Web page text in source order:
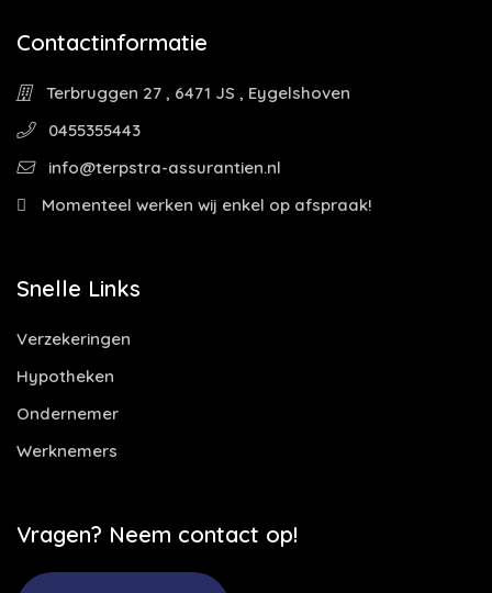
Contactinformatie
Terbruggen 27 , 6471 JS , Eygelshoven
0455355443
info@terpstra-assurantien.nl
Momenteel werken wij enkel op afspraak!
Snelle Links
Verzekeringen
Hypotheken
Ondernemer
Werknemers
Vragen? Neem contact op!